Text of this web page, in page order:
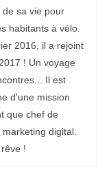
sa vie pour
habitants à vélo.
2016, il a rejoint
! Un voyage
Il est
d'une mission
que chef de
digital.
!